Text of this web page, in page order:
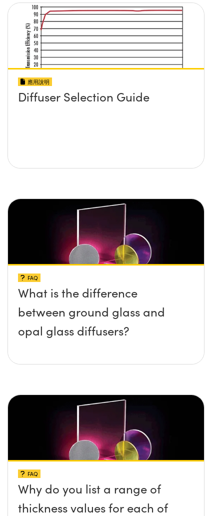
應用說明
Diffuser Selection Guide
FAQ
What is the difference
between ground glass and
opal glass diffusers?
FAQ
Why do you list a range of
thickness values for each of